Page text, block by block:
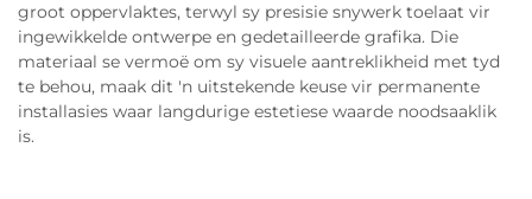
groot oppervlaktes, terwyl sy presisie snywerk toelaat vir
ingewikkelde ontwerpe en gedetailleerde grafika. Die
materiaal se vermoë om sy visuele aantreklikheid met tyd
te behou, maak dit 'n uitstekende keuse vir permanente
installasies waar langdurige estetiese waarde noodsaaklik
is.